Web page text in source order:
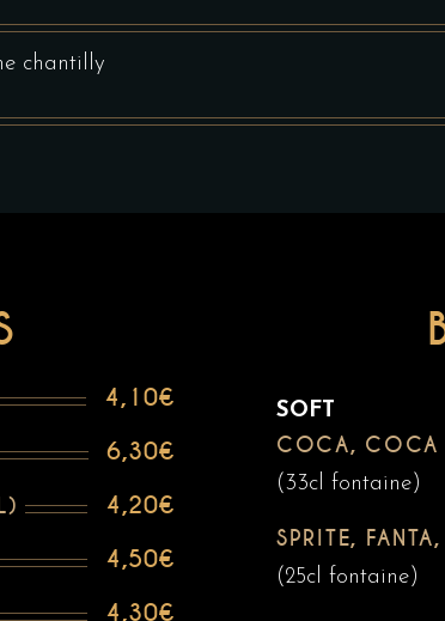
chantilly
4,10€
6,30€
4,20€
4,50€
4,30€
SOFT
COCA, COCA
(33cl fontaine)
SPRITE,
(25cl fontaine)